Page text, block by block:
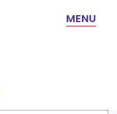
MENU